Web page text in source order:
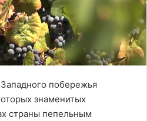
побережья
знаменитых
страны пепельным